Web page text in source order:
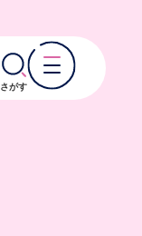
さがす